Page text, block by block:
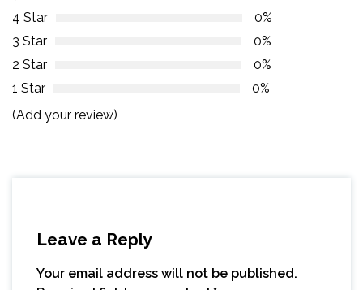
4 Star
0%
3 Star
0%
2 Star
0%
1 Star
0%
(Add your review)
Leave a Reply
Your email address will not be published.